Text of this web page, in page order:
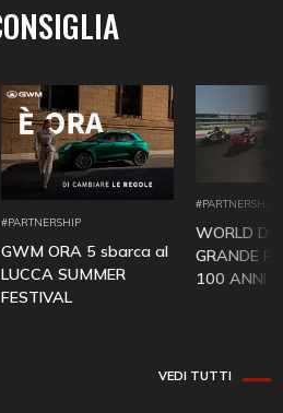
#PARTNERSHIP
GWM ORA 5 sbarca al
LUCCA SUMMER
FESTIVAL
#PARTNERSHIP
WORLD
GRANDE
100 ANNI
VEDI TUTTI